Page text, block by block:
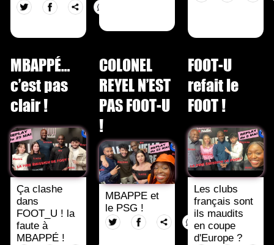
MBAPPÉ…
c’est pas
clair !
Ça clashe
dans
FOOT_U ! la
faute à
MBAPPÉ !
COLONEL
REYEL N’EST
PAS FOOT-U
!
MBAPPE et
le PSG !
FOOT-U
refait le
FOOT !
Les clubs
français sont
ils maudits
en coupe
d'Europe ?